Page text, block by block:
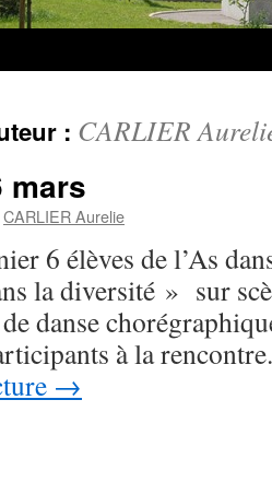
: CARLIER
mars
CARLIER Aurelie
6 élèves de l’As
la diversité » sur
danse
à la
→